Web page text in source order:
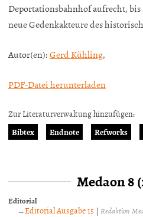
Deportationsbahnhof aufrecht, bis
neue Gedenkakteure des
Autor(en):Gerd Kühling,
PDF-Datei herunterladen
Zur Literaturverwaltung hinzufügen:
Bibtex
Endnote Refworks
Medaon 8
Editorial
Editorial Ausgabe 15 |Redaktion